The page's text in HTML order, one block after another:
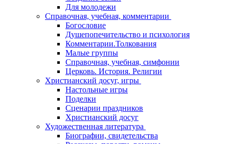
Для молодежи
Справочная, учебная, комментарии
Богословие
Душепопечительство и психология
Комментарии.Толкования
Малые группы
Справочная, учебная, симфонии
Церковь. История. Религии
Христианский досуг, игры
Настольные игры
Поделки
Сценарии праздников
Христианский досуг
Художественная литература
Биографии, свидетельства